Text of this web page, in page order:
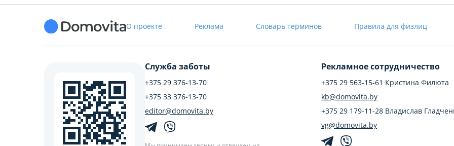
О проекте Реклама Словарь терминов Правила для физлиц
Служба заботы
+375 29 376-13-70
+375 33 376-13-70
editor@domovita.by
Рекламное сотрудничество
+375 29 563-15-61 Кристина Филюта
kb@domovita.by
+375 29 179-11-28 Владислав
vg@domovita.by